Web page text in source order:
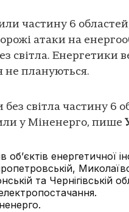
частину 6
атаки на
світла. Енергетики
плануються.
світла частину 6
у Міненерго, пише
об’єктів енергетичної
та Чернігівській